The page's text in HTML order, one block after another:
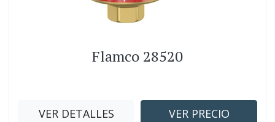
Flamco 28520
VER DETALLES VER PRECIO